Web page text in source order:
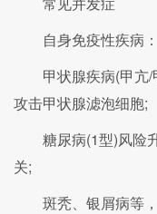
自身免疫性疾病：
甲状腺疾病(甲亢/
攻击甲状腺滤泡细胞;
糖尿病(1型)风险升
关;
斑秃、银屑病等，